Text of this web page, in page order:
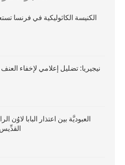
الكنيسة الكاثوليكية في فرنسا
نيجيريا: تضليل إعلامي لإخفاء
العبوديَّة بين اعتذار البابا لاوُن